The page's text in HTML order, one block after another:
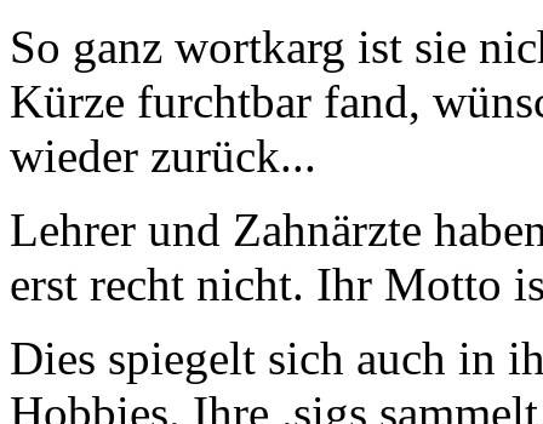
So ganz wortkarg ist sie
Kürze furchtbar fand,
wieder zurück...
Lehrer und Zahnärzte
erst recht nicht. Ihr Motto
Dies spiegelt sich auch in
Hobbies. Ihre .sigs